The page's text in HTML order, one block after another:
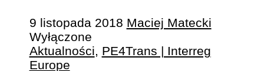
9 listopada 2018 Maciej Matecki
Wyłączone
Aktualności, PE4Trans | Interreg
Europe